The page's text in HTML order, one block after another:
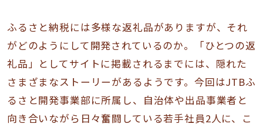
ふるさと納税には多様な返礼品がありますが、それ
がどのようにして開発されているのか。「ひとつの返
礼品」としてサイトに掲載されるまでには、隠れた
さまざまなストーリーがあるようです。今回はJTBふ
るさと開発事業部に所属し、自治体や出品事業者と
向き合いながら日々奮闘している若手社員2人に、こ